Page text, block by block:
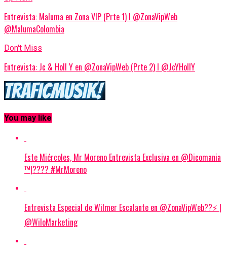
Entrevista: Maluma en Zona VIP (Prte 1) I @ZonaVipWeb
@MalumaColombia
Don't Miss
Entrevista: Jc & Holl Y en @ZonaVipWeb (Prte 2) I @JcYHollY
You may like
Este Miércoles, Mr Moreno Entrevista Exclusiva en @Dicomania
™|???? #MrMoreno
Entrevista Especial de Wilmer Escalante en @ZonaVipWeb??⚡ |
@WiloMarketing